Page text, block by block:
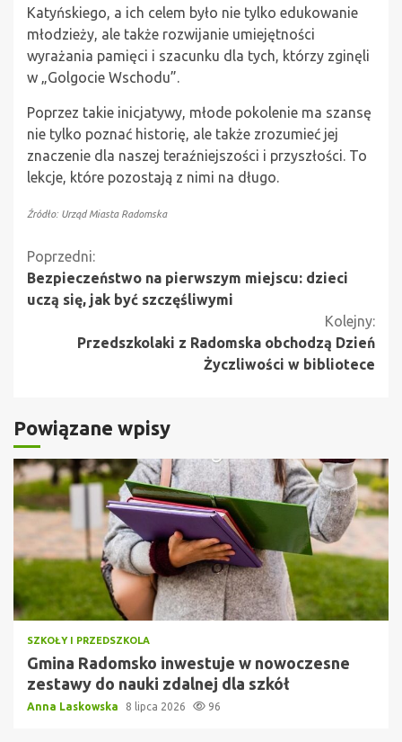
Katyńskiego, a ich celem było nie tylko edukowanie
młodzieży, ale także rozwijanie umiejętności
wyrażania pamięci i szacunku dla tych, którzy zginęli
w „Golgocie Wschodu”.
Poprzez takie inicjatywy, młode pokolenie ma szansę
nie tylko poznać historię, ale także zrozumieć jej
znaczenie dla naszej teraźniejszości i przyszłości. To
lekcje, które pozostają z nimi na długo.
Źródło: Urząd Miasta Radomska
Kontynuuj
czytanie
Poprzedni:
Bezpieczeństwo na pierwszym miejscu: dzieci
uczą się, jak być szczęśliwymi
Kolejny:
Przedszkolaki z Radomska obchodzą Dzień
Życzliwości w bibliotece
Powiązane wpisy
SZKOŁY I PRZEDSZKOLA
Gmina Radomsko inwestuje w nowoczesne
zestawy do nauki zdalnej dla szkół
Anna Laskowska 8 lipca 2026 96